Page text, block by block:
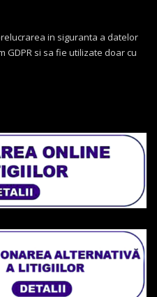
in siguranta a datelor
si sa fie utilizate doar cu